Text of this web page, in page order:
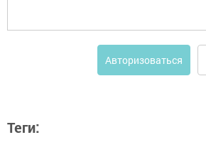
Авторизоваться
Теги: